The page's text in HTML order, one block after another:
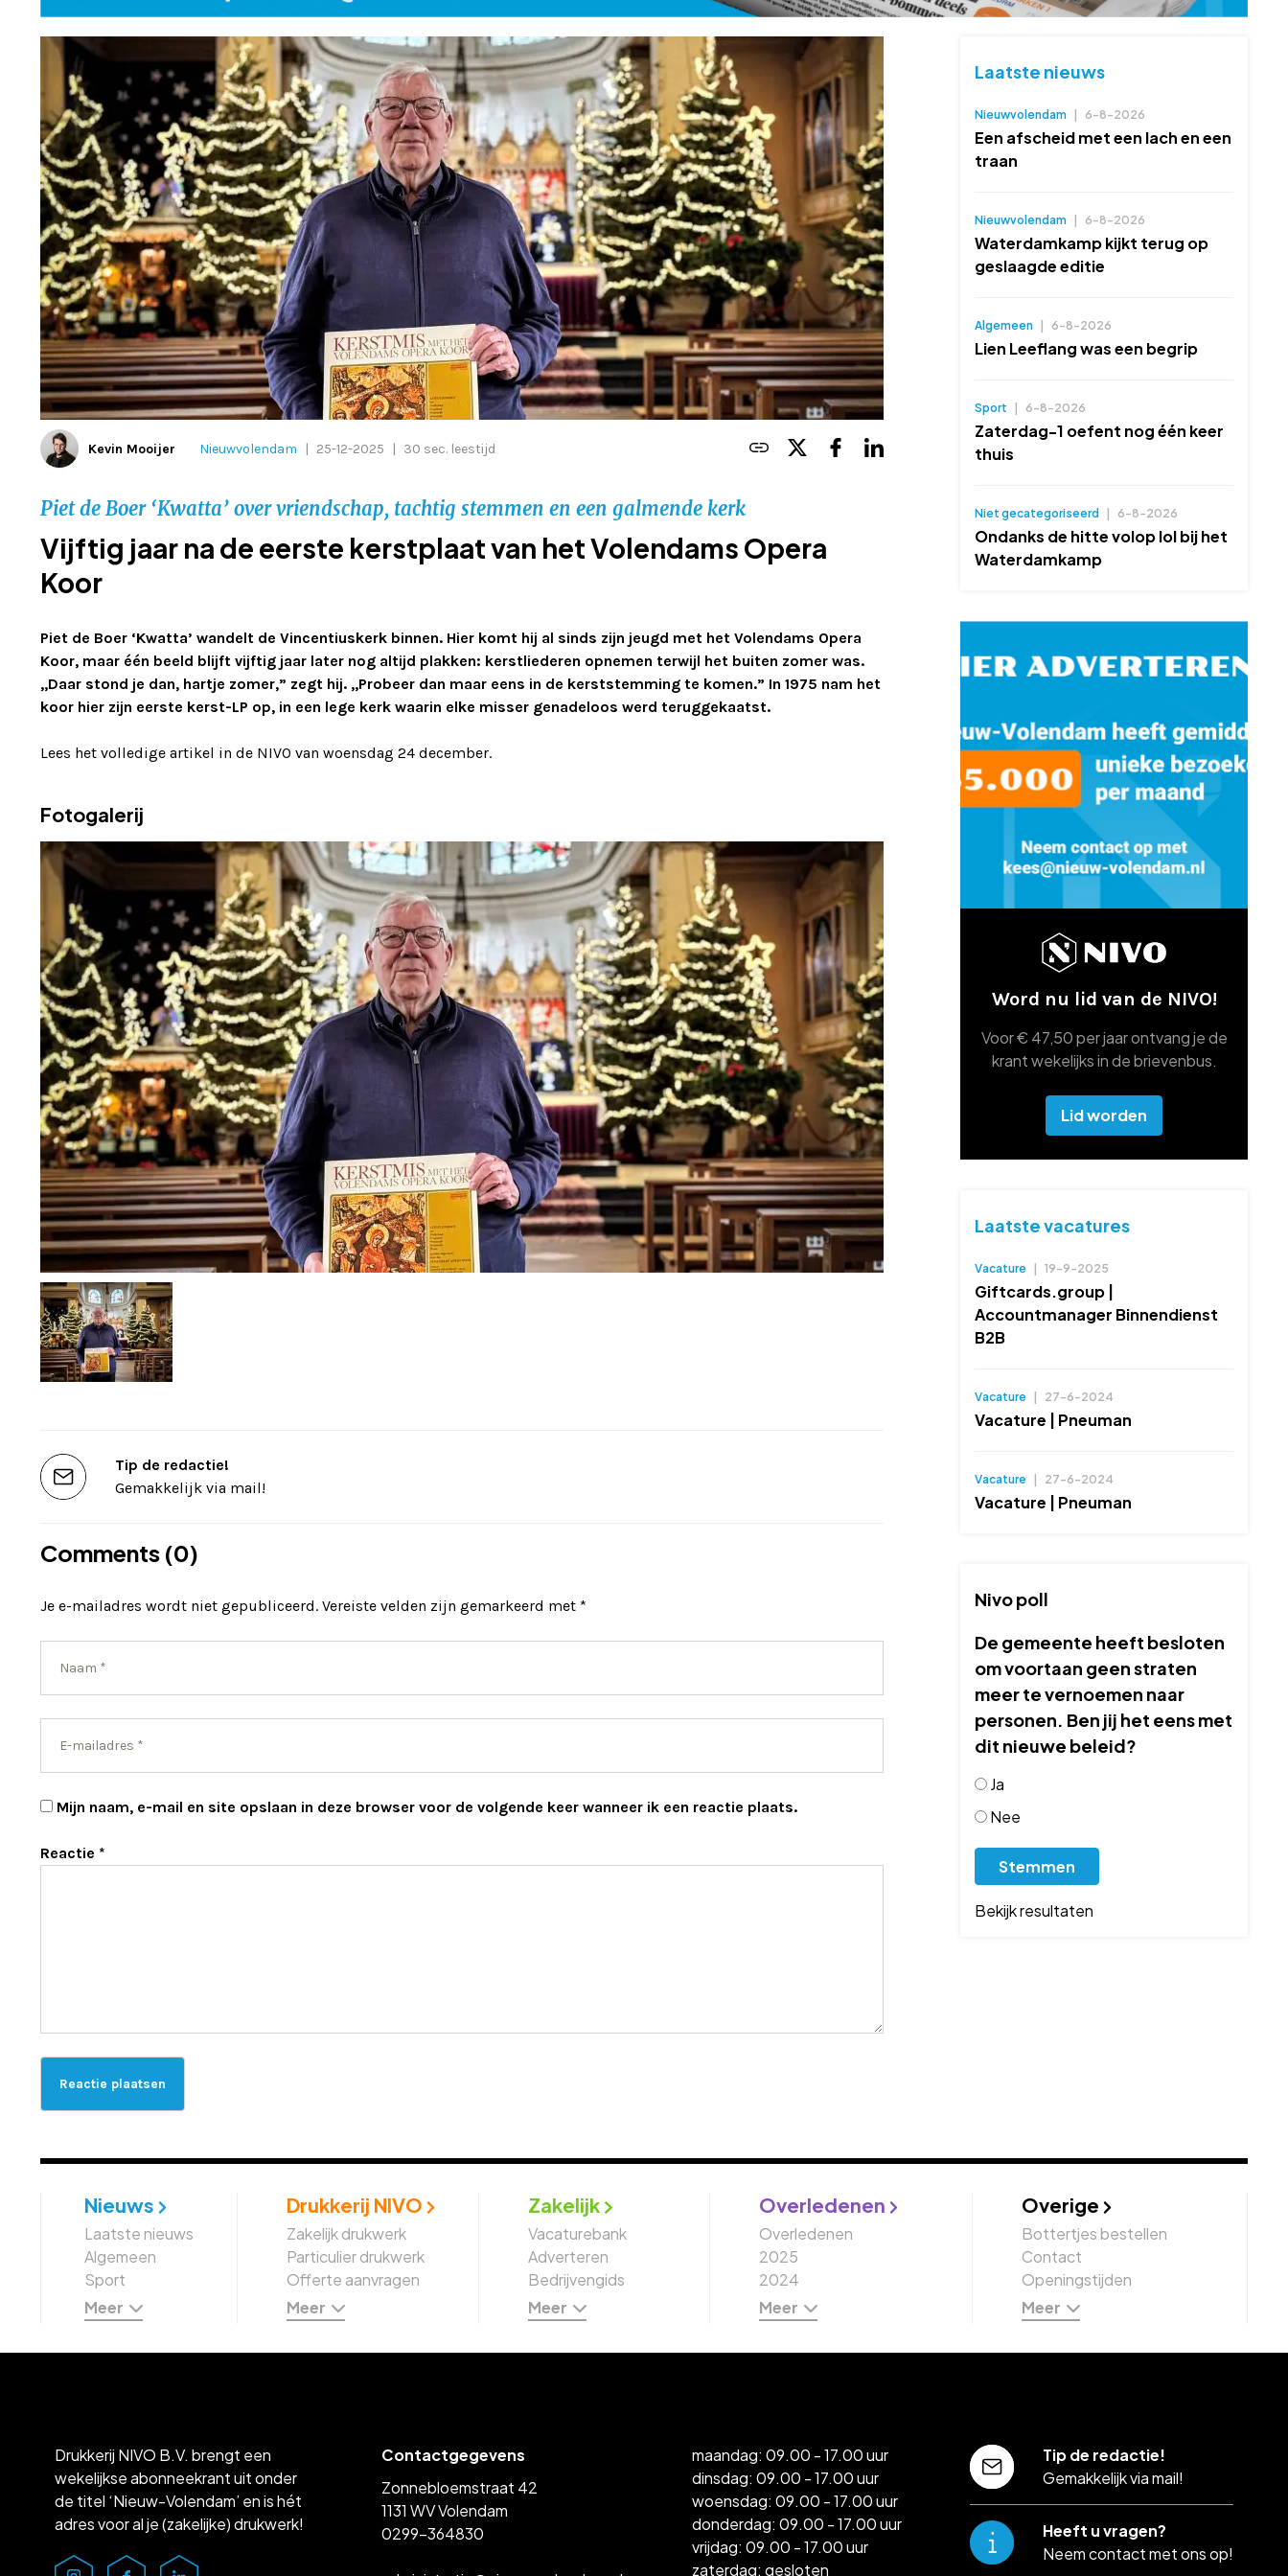
Kevin Mooijer Nieuwvolendam | 25-12-2025 | 30 sec. leestijd
Piet de Boer ‘Kwatta’ over vriendschap, tachtig stemmen en een galmende kerk
Vijftig jaar na de eerste kerstplaat van het Volendams Opera
Koor
Piet de Boer ‘Kwatta’ wandelt de Vincentiuskerk binnen. Hier komt hij al sinds zijn jeugd met het Volendams Opera
Koor, maar één beeld blijft vijftig jaar later nog altijd plakken: kerstliederen opnemen terwijl het buiten zomer was.
,,Daar stond je dan, hartje zomer,” zegt hij. ,,Probeer dan maar eens in de kerststemming te komen.” In 1975 nam het
koor hier zijn eerste kerst-LP op, in een lege kerk waarin elke misser genadeloos werd teruggekaatst.
Lees het volledige artikel in de NIVO van woensdag 24 december.
Fotogalerij
Tip de redactie!
Gemakkelijk via mail!
Comments (0)
Je e-mailadres wordt niet gepubliceerd. Vereiste velden zijn gemarkeerd met *
Mijn naam, e-mail en site opslaan in deze browser voor de volgende keer wanneer ik een reactie plaats.
Reactie *
Laatste nieuws
Nieuwvolendam 6-8-2026
Een afscheid met een lach en een
traan
Nieuwvolendam 6-8-2026
Waterdamkamp kijkt terug op
geslaagde editie
Algemeen 6-8-2026
Lien Leeflang was een begrip
Sport 6-8-2026
Zaterdag-1 oefent nog één keer
thuis
Niet gecategoriseerd 6-8-2026
Ondanks de hitte volop lol bij het
Waterdamkamp
Word nu lid van de NIVO!
Voor € 47,50 per jaar ontvang je de
krant wekelijks in de brievenbus.
Lid worden
Laatste vacatures
Vacature 19-9-2025
Giftcards.group |
Accountmanager Binnendienst
B2B
Vacature 27-6-2024
Vacature | Pneuman
Vacature 27-6-2024
Vacature | Pneuman
Nivo poll
De gemeente heeft besloten
om voortaan geen straten
meer te vernoemen naar
personen. Ben jij het eens met
dit nieuwe beleid?
Ja
Nee
Bekijk resultaten
Nieuws
Laatste nieuws
Algemeen
Sport
Meer
Drukkerij NIVO
Zakelijk drukwerk
Particulier drukwerk
Offerte aanvragen
Meer
Zakelijk
Vacaturebank
Adverteren
Bedrijvengids
Meer
Overledenen
Overledenen
2025
2024
Meer
Overige
Bottertjes bestellen
Contact
Openingstijden
Meer
Drukkerij NIVO B.V. brengt een
wekelijkse abonneekrant uit onder
de titel ‘Nieuw-Volendam’ en is hét
adres voor al je (zakelijke) drukwerk!
Contactgegevens
Zonnebloemstraat 42
1131 WV Volendam
0299-364830
maandag: 09.00 - 17.00 uur
dinsdag: 09.00 - 17.00 uur
woensdag: 09.00 - 17.00 uur
donderdag: 09.00 - 17.00 uur
vrijdag: 09.00 - 17.00 uur
zaterdag: gesloten
Tip de redactie!
Gemakkelijk via mail!
Heeft u vragen?
Neem contact met ons op!